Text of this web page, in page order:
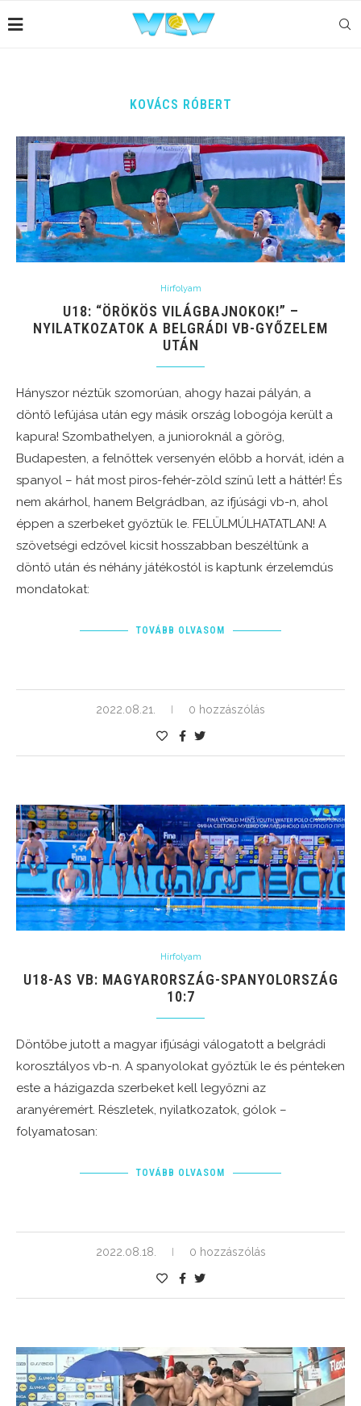
KOVÁCS RÓBERT
Hírfolyam
U18: “ÖRÖKÖS VILÁGBAJNOKOK!” –
NYILATKOZATOK A BELGRÁDI VB-GYŐZELEM
UTÁN
Hányszor néztük szomorúan, ahogy hazai pályán, a
döntő lefújása után egy másik ország lobogója került a
kapura! Szombathelyen, a junioroknál a görög,
Budapesten, a felnőttek versenyén előbb a horvát, idén a
spanyol – hát most piros-fehér-zöld színű lett a háttér! És
nem akárhol, hanem Belgrádban, az ifjúsági vb-n, ahol
éppen a szerbeket győztük le. FELÜLMÚLHATATLAN! A
szövetségi edzővel kicsit hosszabban beszéltünk a
döntő után és néhány játékostól is kaptunk érzelemdús
mondatokat:
TOVÁBB OLVASOM
2022.08.21. 0 hozzászólás
Hírfolyam
U18-AS VB: MAGYARORSZÁG-SPANYOLORSZÁG
10:7
Döntőbe jutott a magyar ifjúsági válogatott a belgrádi
korosztályos vb-n. A spanyolokat győztük le és pénteken
este a házigazda szerbeket kell legyőzni az
aranyéremért. Részletek, nyilatkozatok, gólok –
folyamatosan:
TOVÁBB OLVASOM
2022.08.18. 0 hozzászólás